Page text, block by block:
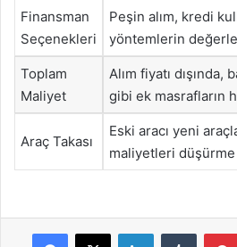
Finansman
Seçenekleri
Peşin alım, kredi
yöntemlerin
Toplam
Maliyet
Alım fiyatı dışında,
gibi ek masrafların
Araç Takası
Eski aracı yeni
maliyetleri düşürme
Facebook
X LinkedInTumblr